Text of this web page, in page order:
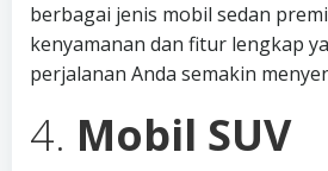
berbagai jenis mobil sedan
kenyamanan dan fitur lengkap
perjalanan Anda semakin
4. Mobil SUV